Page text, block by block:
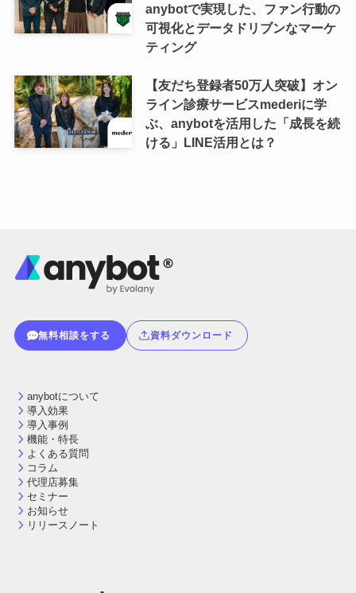
anybotで実現した、ファン行動の
可視化とデータドリブンなマーケ
ティング
【友だち登録者50万人突破】オン
ライン診療サービスmederiに学
ぶ、anybotを活用した「成長を続
ける」LINE活用とは？
無料相談をする 資料ダウンロード
anybotについて
導入効果
導入事例
機能・特長
よくある質問
コラム
代理店募集
セミナー
お知らせ
リリースノート